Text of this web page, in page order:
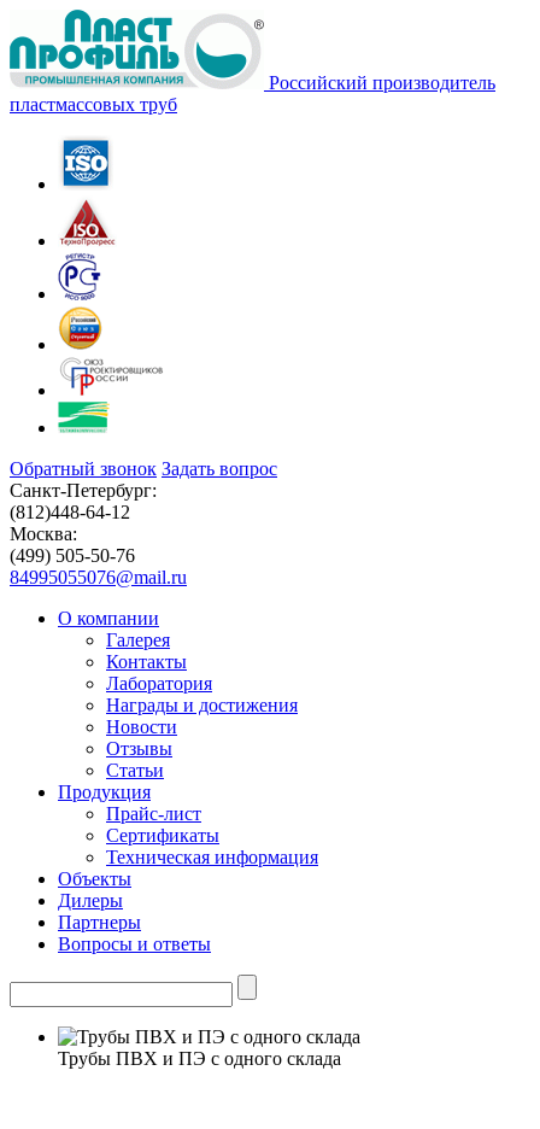
Российский производитель
пластмассовых труб
Обратный звонок Задать вопрос
Санкт-Петербург:
(812)448-64-12
Москва:
(499) 505-50-76
84995055076@mail.ru
О компании
Галерея
Контакты
Лаборатория
Награды и достижения
Новости
Отзывы
Статьи
Продукция
Прайс-лист
Сертификаты
Техническая информация
Объекты
Дилеры
Партнеры
Вопросы и ответы
Трубы ПВХ и ПЭ с одного склада